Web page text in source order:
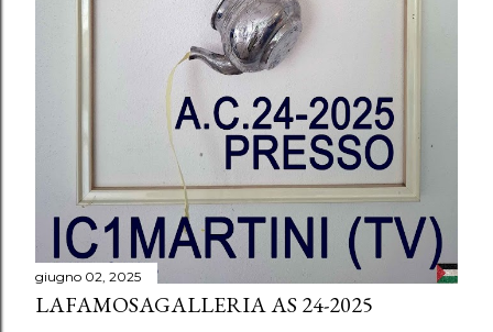
giugno 02, 2025
LAFAMOSAGALLERIA AS 24-2025